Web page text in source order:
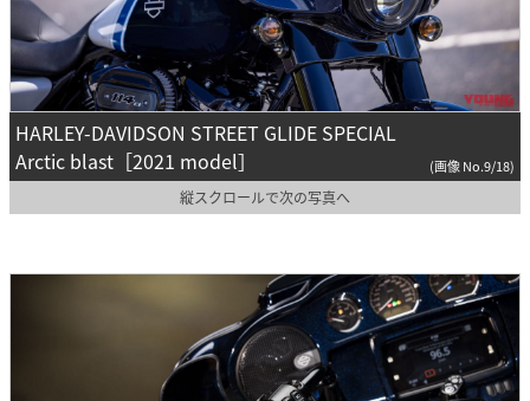
HARLEY-DAVIDSON STREET GLIDE SPECIAL
Arctic blast［2021 model］
(画像 No.9/18)
縦スクロールで次の写真へ